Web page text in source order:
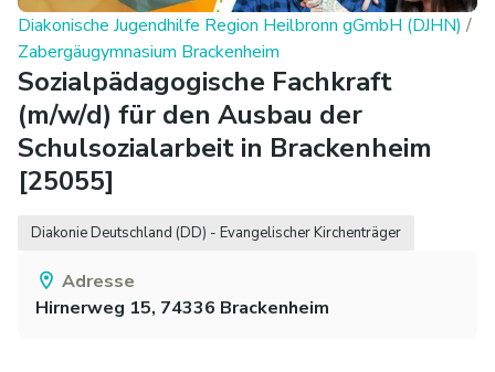
Diakonische Jugendhilfe Region Heilbronn gGmbH (DJHN) /
Zabergäugymnasium Brackenheim
Sozialpädagogische Fachkraft
(m/w/d) für den Ausbau der
Schulsozialarbeit in Brackenheim
[25055]
Diakonie Deutschland (DD) - Evangelischer Kirchenträger
Adresse
Hirnerweg 15, 74336 Brackenheim